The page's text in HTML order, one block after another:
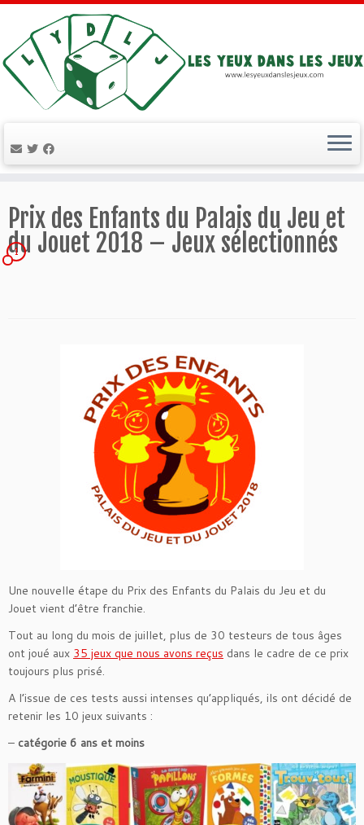
au
contenu
Prix des Enfants du Palais du Jeu et
du Jouet 2018 – Jeux sélectionnés
1
Une nouvelle étape du Prix des Enfants du Palais du Jeu et du
Jouet vient d’être franchie.
Tout au long du mois de juillet, plus de 30 testeurs de tous âges
ont joué aux 35 jeux que nous avons reçus dans le cadre de ce prix
toujours plus prisé.
A l’issue de ces tests aussi intenses qu’appliqués, ils ont décidé de
retenir les 10 jeux suivants :
– catégorie 6 ans et moins